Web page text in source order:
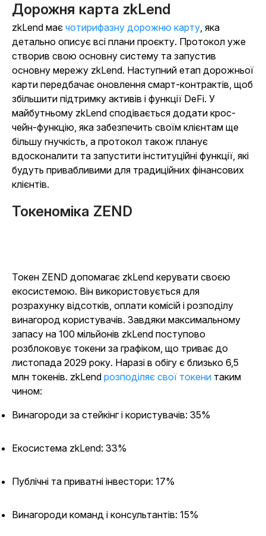
Дорожня карта zkLend
zkLend має чотирифазну дорожню карту, яка
детально описує всі плани проєкту. Протокол уже
створив свою основну систему та запустив
основну мережу zkLend. Наступний етап дорожньої
карти передбачає оновлення смарт-контрактів, щоб
збільшити підтримку активів і функції DeFi. У
майбутньому zkLend сподівається додати крос-
чейн-функцію, яка забезпечить своїм клієнтам ще
більшу гнучкість, а протокол також планує
вдосконалити та запустити інституційні функції, які
будуть привабливими для традиційних фінансових
клієнтів.
Токеноміка ZEND
Токен ZEND допомагає zkLend керувати своєю
екосистемою. Він використовується для
розрахунку відсотків, оплати комісій і розподілу
винагород користувачів. Завдяки максимальному
запасу на 100 мільйонів zkLend поступово
розблоковує токени за графіком, що триває до
листопада 2029 року. Наразі в обігу є близько 6,5
млн токенів. zkLend розподіляє свої токени таким
чином:
Винагороди за стейкінг і користувачів: 35%
Екосистема zkLend: 33%
Публічні та приватні інвестори: 17%
Винагороди команд і консультантів: 15%